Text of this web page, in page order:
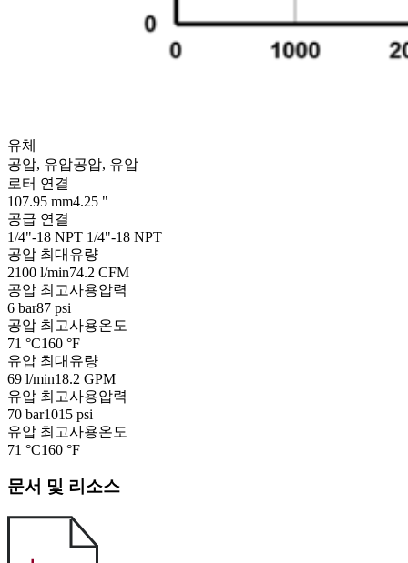
유체
공압, 유압공압, 유압
로터 연결
107.95 mm4.25 "
공급 연결
1/4"-18 NPT 1/4"-18 NPT
공압 최대유량
2100 l/min74.2 CFM
공압 최고사용압력
6 bar87 psi
공압 최고사용온도
71 °C160 °F
유압 최대유량
69 l/min18.2 GPM
유압 최고사용압력
70 bar1015 psi
유압 최고사용온도
71 °C160 °F
문서 및 리소스